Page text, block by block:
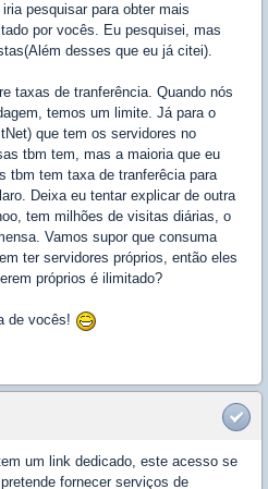
pesquisar para obter mais
por vocês. Eu pesquisei, mas
desses que eu já citei).
taxas de tranferência. Quando nós
temos um limite. Já para o
que tem os servidores no
tbm tem, mas a maioria que eu
tbm tem taxa de tranferêcia para
Deixa eu tentar explicar de outra
tem milhões de visitas diárias, o
Vamos supor que consuma
ter servidores próprios, então eles
próprios é ilimitado?
de vocês!
um link dedicado, este acesso se
fornecer serviços de